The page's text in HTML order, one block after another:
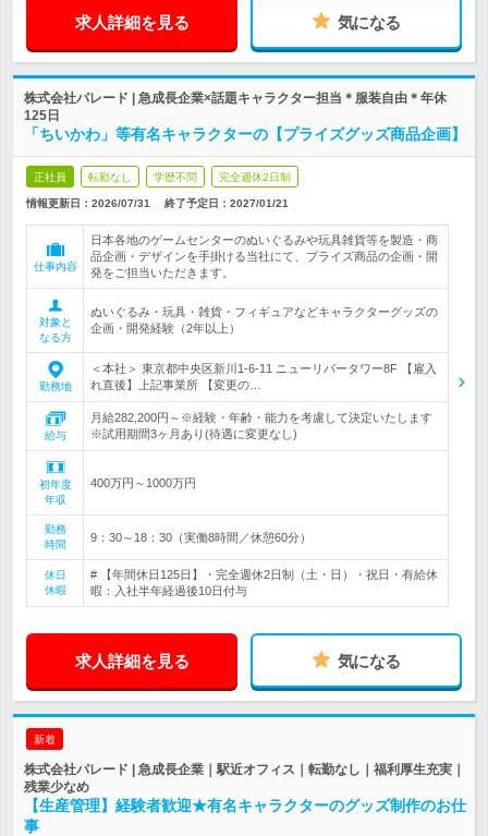
求人詳細を見る 気になる
株式会社パレード | 急成長企業×話題キャラクター担当＊服装自由＊年休
125日
「ちいかわ」等有名キャラクターの【プライズグッズ商品企画】
正社員 転勤なし 学歴不問 完全週休2日制
情報更新日：2026/07/31 終了予定日： 2027/01/21
仕事内容
日本各地のゲームセンターのぬいぐるみや玩具雑貨等を製造・商
品企画・デザインを手掛ける当社にて、プライズ商品の企画・開
発をご担当いただきます。
対象と
なる方
ぬいぐるみ・玩具・雑貨・フィギュアなどキャラクターグッズの
企画・開発経験（2年以上）
勤務地
＜本社＞ 東京都中央区新川1-6-11 ニューリバータワー8F 【雇入
れ直後】上記事業所 【変更の…
給与
月給282,200円～※経験・年齢・能力を考慮して決定いたします
※試用期間3ヶ月あり(待遇に変更なし)
初年度
年収
400万円～1000万円
勤務
時間
9：30～18：30（実働8時間／休憩60分）
休日
休暇
# 【年間休日125日】・完全週休2日制（土・日）・祝日・有給休
暇：入社半年経過後10日付与
求人詳細を見る 気になる
新着
株式会社パレード | 急成長企業｜駅近オフィス｜転勤なし｜福利厚生充実｜
残業少なめ
【生産管理】経験者歓迎★有名キャラクターのグッズ制作のお仕
事